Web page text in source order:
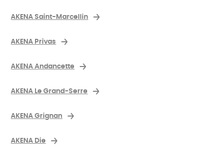
AKENA Saint-Marcellin
AKENA Privas
AKENA Andancette
AKENA Le Grand-Serre
AKENA Grignan
AKENA Die